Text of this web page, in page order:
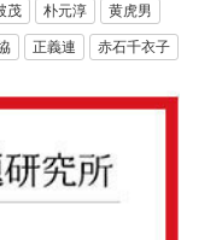
茂 朴元淳 黄虎男
正義連 赤石千衣子